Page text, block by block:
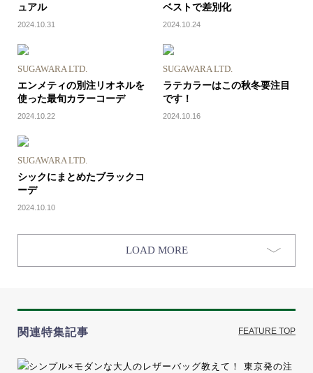
ュアル
2024.10.31
ベストで差別化
2024.10.24
SUGAWARA LTD.
エンメティの別注リオネルを
使った最旬カラーコーデ
2024.10.22
SUGAWARA LTD.
ラテカラーはこの秋冬要注目
です！
2024.10.16
SUGAWARA LTD.
シックにまとめたブラックコ
ーデ
2024.10.10
LOAD MORE
関連特集記事 FEATURE TOP